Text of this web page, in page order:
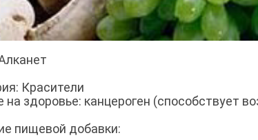
Красители
на здоровье: канцероген (способствует
пищевой добавки: